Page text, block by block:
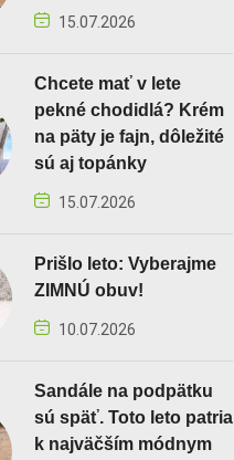
15.07.2026
Chcete mať v lete
pekné chodidlá? Krém
na päty je fajn, dôležité
sú aj topánky
15.07.2026
Prišlo leto: Vyberajme
ZIMNÚ obuv!
10.07.2026
Sandále na podpätku
sú späť. Toto leto patria
k najväčším módnym